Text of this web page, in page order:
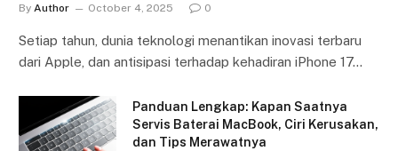
By Author October 4, 2025 0
Setiap tahun, dunia teknologi menantikan inovasi terbaru
dari Apple, dan antisipasi terhadap kehadiran iPhone 17…
Panduan Lengkap: Kapan Saatnya
Servis Baterai MacBook, Ciri Kerusakan,
dan Tips Merawatnya